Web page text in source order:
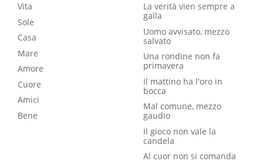
Vita
Sole
Casa
Mare
Amore
Cuore
Amici
Bene
La verità vien sempre a
galla
Uomo avvisato, mezzo
salvato
Una rondine non fa
primavera
Il mattino ha l'oro in
bocca
Mal comune, mezzo
gaudio
Il gioco non vale la
candela
Al cuor non si comanda